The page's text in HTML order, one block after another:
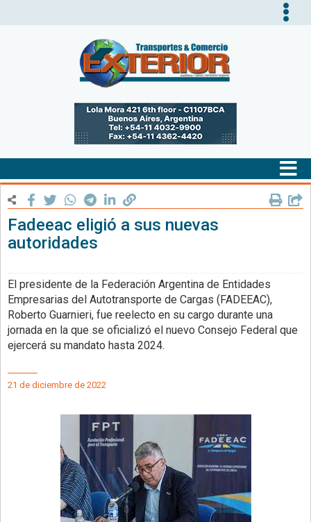
Fadeeac eligió a sus nuevas
autoridades
El presidente de la Federación Argentina de Entidades
Empresarias del Autotransporte de Cargas (FADEEAC),
Roberto Guarnieri, fue reelecto en su cargo durante una
jornada en la que se oficializó el nuevo Consejo Federal que
ejercerá su mandato hasta 2024.
21 de diciembre de 2022